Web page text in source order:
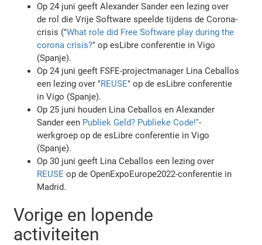
Op 24 juni geeft Alexander Sander een lezing over
de rol die Vrije Software speelde tijdens de Corona-
crisis ("What role did Free Software play during the
corona crisis?" op esLibre conferentie in Vigo
(Spanje).
Op 24 juni geeft FSFE-projectmanager Lina Ceballos
een lezing over "REUSE" op de esLibre conferentie
in Vigo (Spanje).
Op 25 juni houden Lina Ceballos en Alexander
Sander een Publiek Geld? Publieke Code!''-
werkgroep op de esLibre conferentie in Vigo
(Spanje).
Op 30 juni geeft Lina Ceballos een lezing over
REUSE op de OpenExpoEurope2022-conferentie in
Madrid.
Vorige en lopende
activiteiten